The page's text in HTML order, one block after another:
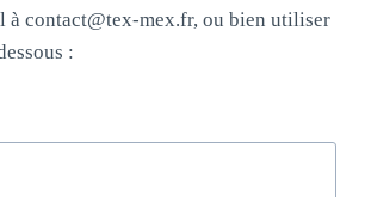
à contact@tex-mex.fr, ou bien utiliser
: